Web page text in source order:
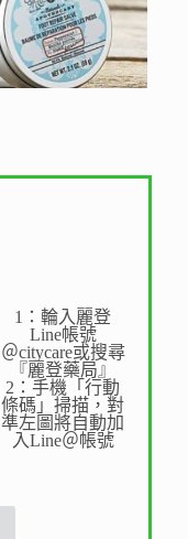
1：輪入麗登
Line帳號
＠citycare或搜尋
『麗登藥局』
2：手機「行動
條碼」掃描，對
準左圖將自動加
入Line＠帳號